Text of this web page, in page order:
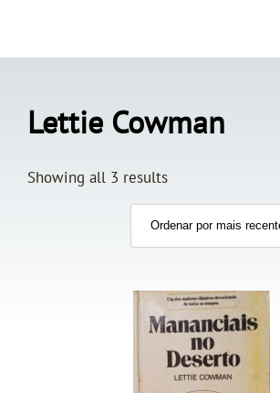
Lettie Cowman
Showing all 3 results